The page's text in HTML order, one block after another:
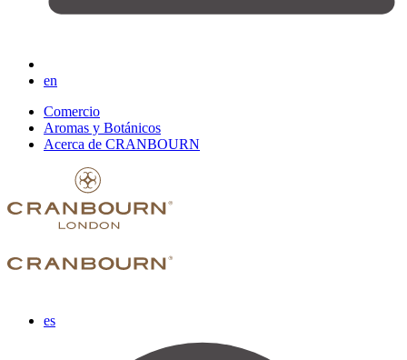
en
Comercio
Aromas y Botánicos
Acerca de CRANBOURN
es